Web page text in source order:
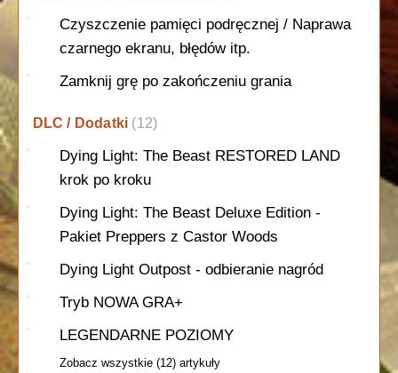
Czyszczenie pamięci podręcznej / Naprawa
czarnego ekranu, błędów itp.
Zamknij grę po zakończeniu grania
DLC / Dodatki 12
Dying Light: The Beast RESTORED LAND
krok po kroku
Dying Light: The Beast Deluxe Edition -
Pakiet Preppers z Castor Woods
Dying Light Outpost - odbieranie nagród
Tryb NOWA GRA+
LEGENDARNE POZIOMY
Zobacz wszystkie (12) artykuły